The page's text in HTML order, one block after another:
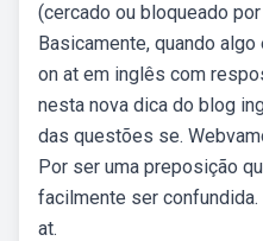
(cercado ou bloqueado
Basicamente, quando
on at em inglês com
nesta nova dica do blog
das questões se.
Por ser uma preposição
facilmente ser
at.